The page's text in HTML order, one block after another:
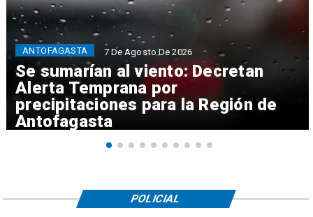
Se sumarían al viento: Decretan
Alerta Temprana por
precipitaciones para la Región de
Antofagasta
ANTOFAGASTA 7 De Agosto De 2026
POLICIAL